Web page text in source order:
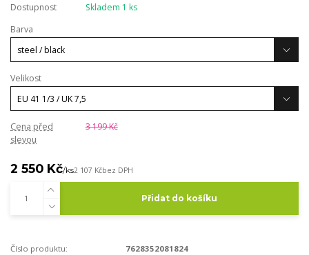
Dostupnost
Skladem 1 ks
Barva
Velikost
Cena před
slevou
3 199 Kč
2 550 Kč/ks2 107 Kčbez DPH
Přidat do košíku
Číslo produktu:
7628352081824